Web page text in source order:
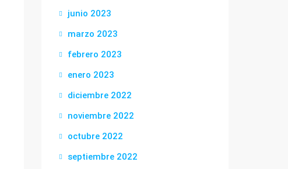
junio 2023
marzo 2023
febrero 2023
enero 2023
diciembre 2022
noviembre 2022
octubre 2022
septiembre 2022